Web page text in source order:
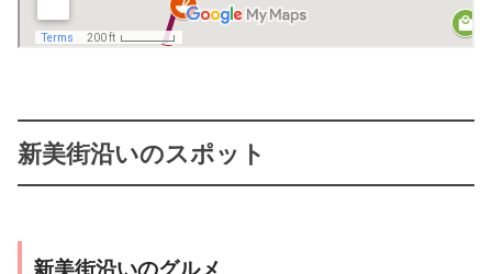
新美街沿いのスポット
新美街沿いのグルメ